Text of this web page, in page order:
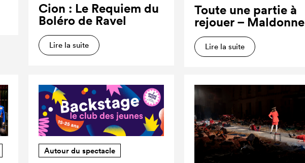
Cion : Le Requiem du
Boléro de Ravel
Lire la suite
Toute une partie à
rejouer – Maldonne
Lire la suite
Autour du spectacle